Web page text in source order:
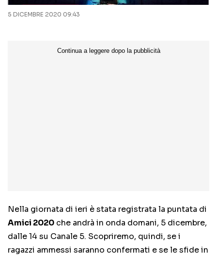
5 DICEMBRE 2020 09:43
Nella giornata di ieri è stata registrata la puntata di
Amici 2020 che andrà in onda domani, 5 dicembre,
dalle 14 su Canale 5. Scopriremo, quindi, se i
ragazzi ammessi saranno confermati e se le sfide in